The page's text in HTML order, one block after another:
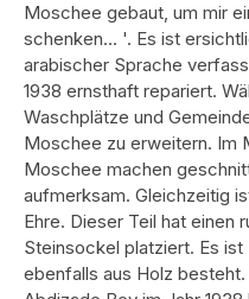
Moschee gebaut, um mir
schenken… '. Es ist
arabischer Sprache
1938 ernsthaft repariert.
Waschplätze und
Moschee zu erweitern. Im
Moschee machen
aufmerksam. Gleichzeitig
Ehre. Dieser Teil hat einen
Steinsockel platziert. Es
ebenfalls aus Holz